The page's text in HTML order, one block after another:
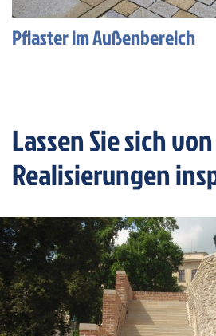
Pflaster im Außenbereich
Lassen Sie sich
Realisierungen